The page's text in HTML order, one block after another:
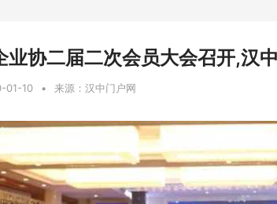
业协二届二次会员大会召开,汉
01-10 • 来源：汉中门户网